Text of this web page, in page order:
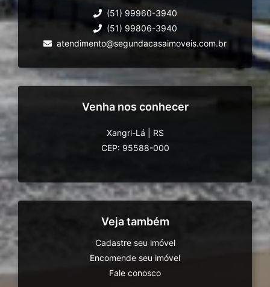
(51) 99960-3940
(51) 99806-3940
atendimento@segundacasaimoveis.com.br
Venha nos conhecer
Xangri-Lá
RS
CEP: 95588-000
Veja também
Cadastre seu imóvel
Encomende seu imóvel
Fale conosco